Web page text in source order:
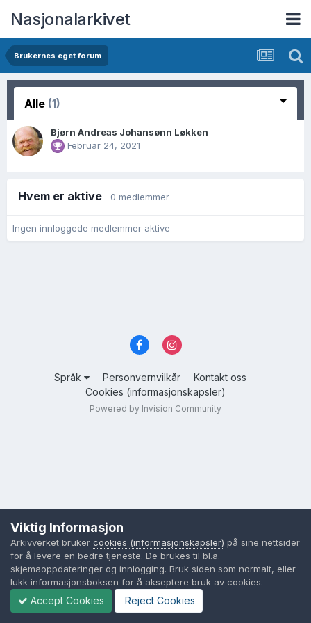
Nasjonalarkivet
Brukernes eget forum
Alle (1)
Bjørn Andreas Johansønn Løkken
Februar 24, 2021
Hvem er aktive 0 medlemmer
Ingen innloggede medlemmer aktive
Språk Personvernvilkår
Kontakt oss
Cookies (informasjonskapsler)
Powered by Invision Community
Viktig Informasjon
Arkivverket bruker cookies (informasjonskapsler) på sine nettsider
for å levere en bedre tjeneste. De brukes til bl.a.
skjemaoppdateringer og innlogging. Bruk siden som normalt, eller
lukk informasjonsboksen for å akseptere bruk av cookies.
Accept Cookies Reject Cookies